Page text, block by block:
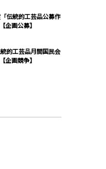
伝統的工芸品公募作
企画公募】
的工芸品月間国民会
企画競争】